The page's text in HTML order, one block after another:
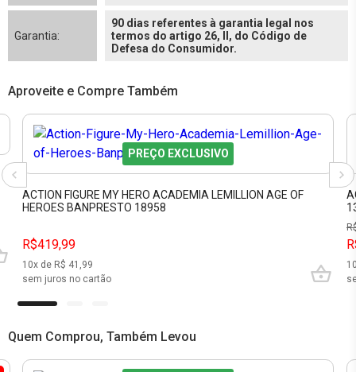
Garantia:
90 dias referentes à garantia legal nos
termos do artigo 26, II, do Código de
Defesa do Consumidor.
Aproveite e Compre Também
PREÇO EXCLUSIVO
ACTION FIGURE MY HERO ACADEMIA LEMILLION AGE OF
HEROES BANPRESTO 18958
R$419,99
10x de R$ 41,99
sem juros no cartão
Quem Comprou, Também Levou